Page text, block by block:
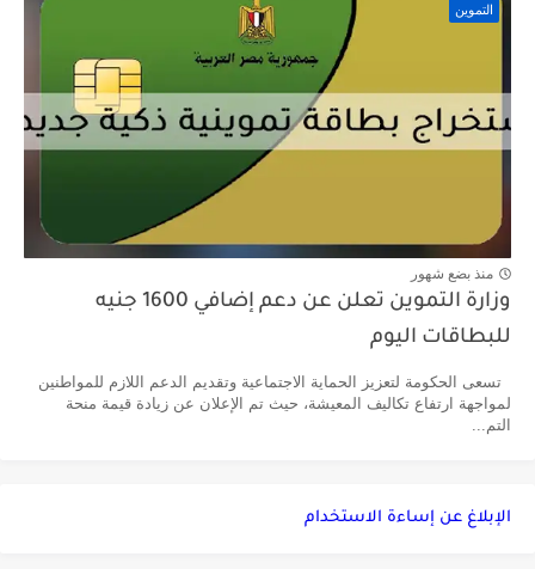
التموين
منذ بضع شهور
وزارة التموين تعلن عن دعم إضافي 1600 جنيه
للبطاقات اليوم
تسعى الحكومة لتعزيز الحماية الاجتماعية وتقديم الدعم اللازم للمواطنين
لمواجهة ارتفاع تكاليف المعيشة، حيث تم الإعلان عن زيادة قيمة منحة
التم...
الإبلاغ عن إساءة الاستخدام